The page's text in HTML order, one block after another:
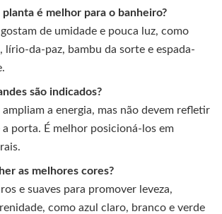
é melhor para o banheiro?
de umidade e pouca luz, como
lírio-da-paz, bambu da sorte e espada-
são indicados?
ampliam a energia, mas não devem refletir
porta. É melhor posicioná-los em
as melhores cores?
e suaves para promover leveza,
como azul claro, branco e verde